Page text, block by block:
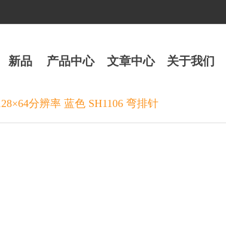
新品 产品中心 文章中心 关于我们
分辨率 蓝色 SH1106 弯排针